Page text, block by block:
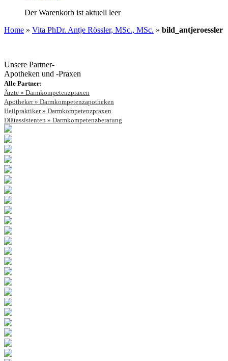
Der Warenkorb ist aktuell leer
Home » Vita PhDr. Antje Rössler, MSc., MSc. » bild_antjeroessler
Unsere Partner-
Apotheken und -Praxen
Alle Partner:
Ärzte » Darmkompetenzpraxen
Apotheker » Darmkompetenzapotheken
Heilpraktiker » Darmkompetenzpraxen
Diätassistenten » Darmkompetenzberatung